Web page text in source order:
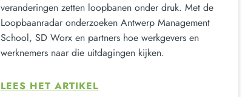
veranderingen zetten loopbanen onder druk. Met de
Loopbaanradar onderzoeken Antwerp Management
School, SD Worx en partners hoe werkgevers en
werknemers naar die uitdagingen kijken.
LEES HET ARTIKEL